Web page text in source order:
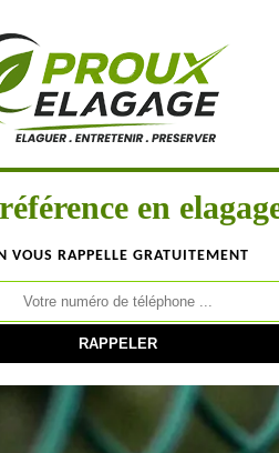
en
VOUS RAPPELLE GRATUITEMENT